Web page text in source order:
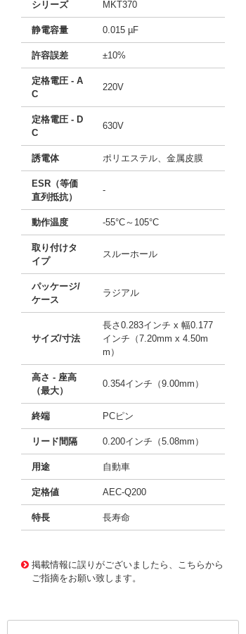
シリーズ MKT370
静電容量 0.015 µF
許容誤差 ±10%
定格電圧 - A
C
220V
定格電圧 - D
C
630V
誘電体 ポリエステル、金属皮膜
ESR（等価
直列抵抗）
-
動作温度 -55°C～105°C
取り付けタ
イプ
スルーホール
パッケージ/
ケース
ラジアル
サイズ/寸法
長さ0.283インチ x 幅0.177
インチ（7.20mm x 4.50m
m）
高さ - 座高
（最大）
0.354インチ（9.00mm）
終端 PCピン
リード間隔 0.200インチ（5.08mm）
用途 自動車
定格値 AEC-Q200
特長 長寿命
掲載情報に誤りがございましたら、こちらから
ご指摘をお願い致します。